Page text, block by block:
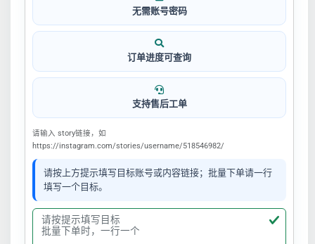
无需账号密码
订单进度可查询
支持售后工单
请输入 story链接，如
https://instagram.com/stories/username/518546982/
请按上方提示填写目标账号或内容链接；批量下单请一行
填写一个目标。